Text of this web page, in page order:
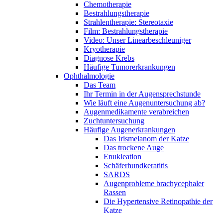
Chemotherapie
Bestrahlungstherapie
Strahlentherapie: Stereotaxie
Film: Bestrahlungstherapie
Video: Unser Linearbeschleuniger
Kryotherapie
Diagnose Krebs
Häufige Tumorerkrankungen
Ophthalmologie
Das Team
Ihr Termin in der Augensprechstunde
Wie läuft eine Augenuntersuchung ab?
Augenmedikamente verabreichen
Zuchtuntersuchung
Häufige Augenerkrankungen
Das Irismelanom der Katze
Das trockene Auge
Enukleation
Schäferhundkeratitis
SARDS
Augenprobleme brachycephaler
Rassen
Die Hypertensive Retinopathie der
Katze